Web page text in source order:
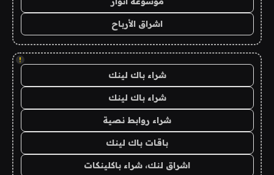
اشراق الأرباح
!
شراء باك لينك
شراء باك لينك
شراء روابط نصية
باقات باك لينك
اشراق لنك، شراء باكلينكات